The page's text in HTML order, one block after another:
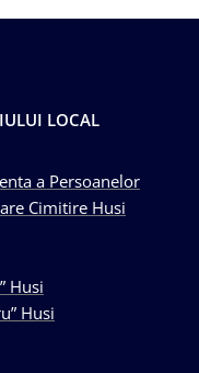
LOCAL
a Persoanelor
Cimitire Husi
Husi
Husi